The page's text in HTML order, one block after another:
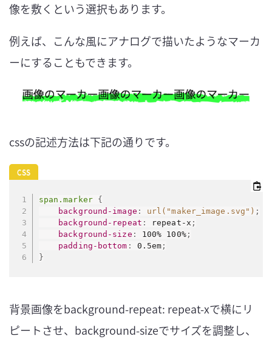
像を敷くという選択もあります。
例えば、こんな風にアナログで描いたようなマーカ
ーにすることもできます。
cssの記述方法は下記の通りです。
span.marker
{
background-image : url("maker_image.svg") ;
background-repeat : repeat-x ;
background-size : 100% 100%;
padding-bottom : 0.5em ;
}
背景画像をbackground-repeat: repeat-xで横にリ
ピートさせ、background-sizeでサイズを調整し、